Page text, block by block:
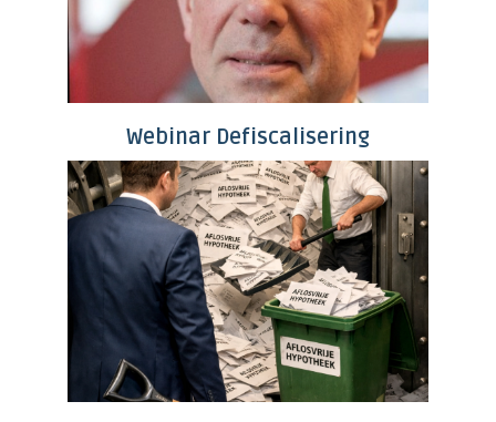
Webinar Defiscalisering